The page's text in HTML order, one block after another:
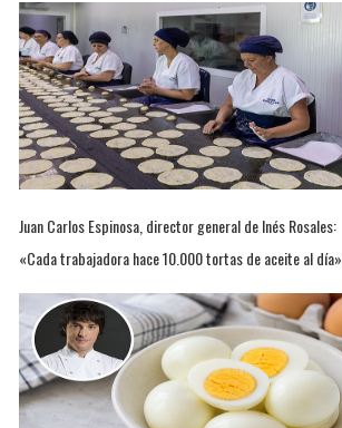
Juan Carlos Espinosa, director general de Inés Rosales:
«Cada trabajadora hace 10.000 tortas de aceite al día»